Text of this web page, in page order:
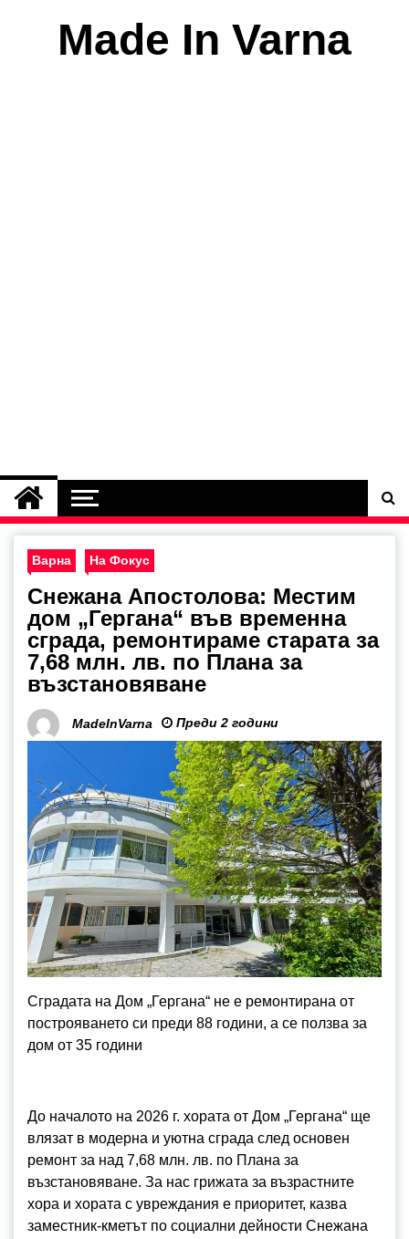
Made In Varna
Варна На Фокус
Снежана Апостолова: Местим
дом „Гергана“ във временна
сграда, ремонтираме старата за
7,68 млн. лв. по Плана за
възстановяване
MadeInVarna Преди 2 години
Сградата на Дом „Гергана“ не е ремонтирана от
построяването си преди 88 години, а се ползва за
дом от 35 години
До началото на 2026 г. хората от Дом „Гергана“ ще
влязат в модерна и уютна сграда след основен
ремонт за над 7,68 млн. лв. по Плана за
възстановяване. За нас грижата за възрастните
хора и хората с увреждания е приоритет, казва
заместник-кметът по социални дейности Снежана